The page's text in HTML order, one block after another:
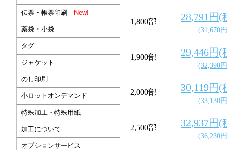
1,800部 28,791円(
(31,670
1,900部 29,446円(
(32,390
2,000部 30,119円(
(33,130
2,500部 32,937円(
(36,230
伝票・帳票印刷 New!
薬袋・小袋
タグ
ジャケット
のし印刷
小ロットオンデマンド
特殊加工・特殊用紙
加工について
オプションサービス